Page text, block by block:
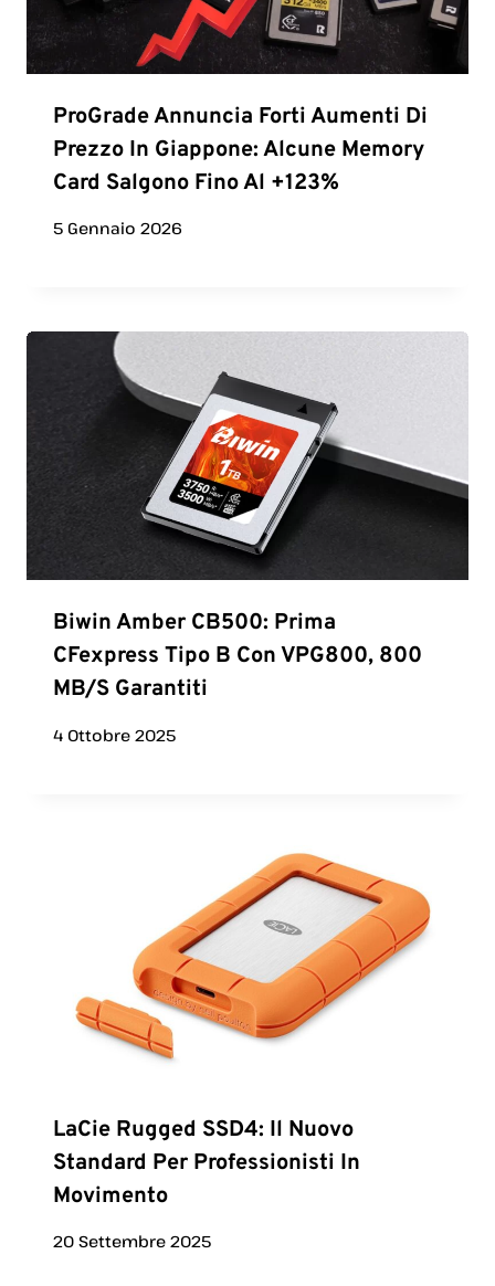
ProGrade Annuncia Forti Aumenti Di
Prezzo In Giappone: Alcune Memory
Card Salgono Fino Al +123%
5 Gennaio 2026
Biwin Amber CB500: Prima
CFexpress Tipo B Con VPG800, 800
MB/s Garantiti
4 Ottobre 2025
LaCie Rugged SSD4: Il Nuovo
Standard Per Professionisti In
Movimento
20 Settembre 2025